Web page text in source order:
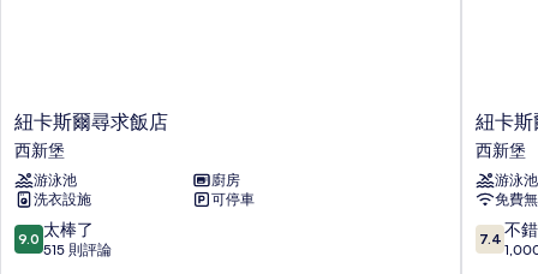
紐
卡
斯
爾
尋
求
飯
紐卡斯爾尋求飯店
西新堡
游泳池
廚房
洗衣設施
可停車
9.0
分，
9.0 太棒了
515 則評論
紐
卡
斯
爾
美
居
飯
紐卡斯
西新堡
游泳池
免費
7.4
分，
7.4 不